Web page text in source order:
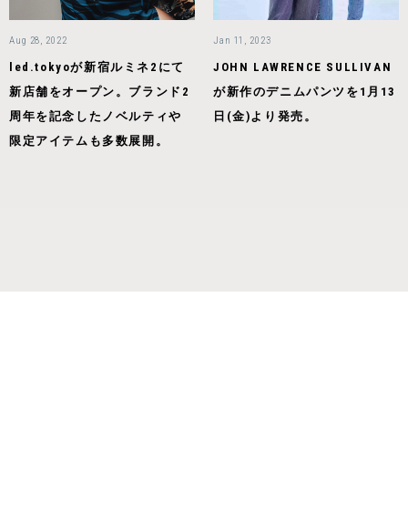
Aug 28, 2022
led.tokyoが新宿ルミネ2にて
新店舗をオープン。ブランド2
周年を記念したノベルティや
限定アイテムも多数展開。
Jan 11, 2023
JOHN LAWRENCE SULLIVAN
が新作のデニムパンツを1月13
日(金)より発売。